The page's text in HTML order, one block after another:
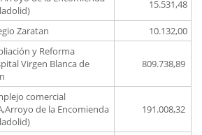
15.531,48
Zaratan
10.132,00
y Reforma
Virgen Blanca de
809.738,89
comercial
de la Encomienda
191.008,32